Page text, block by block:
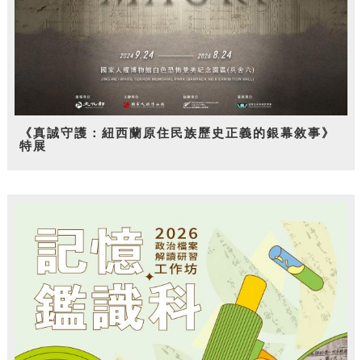
《真誠守護：紐西蘭原住民族歷史正義的銀幕敘事》
特展